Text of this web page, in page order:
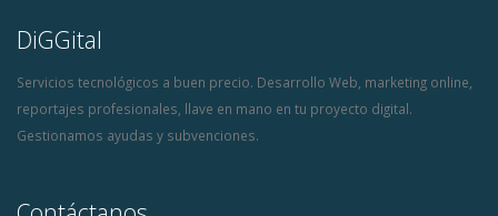
DiGGital
Servicios tecnológicos a buen precio. Desarrollo Web, marketing online,
reportajes profesionales, llave en mano en tu proyecto digital.
Gestionamos ayudas y subvenciones.